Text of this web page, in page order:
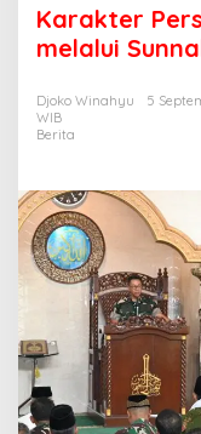
d
A
B
S
r
i
g
a
t
i
M
a
Karakter
melalui
Djoko Winahyu
5
WIB
Berita